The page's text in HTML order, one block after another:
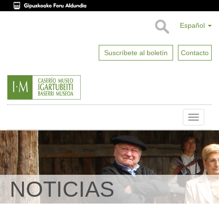
Español
Suscríbete al boletín Contacto
Toggle
NOTICIAS